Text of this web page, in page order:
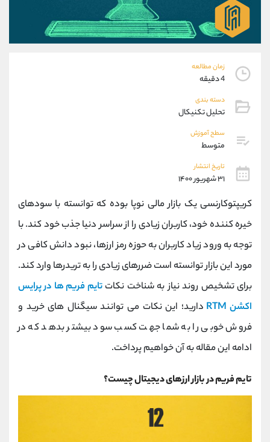
زمان مطالعه
4 دقیقه
دسته بندی
تحلیل تکنیکال
سطح آموزش
متوسط
تاریخ انتشار
۳۱ شهریور ۱۴۰۰
کریپتوکارنسی یک بازار مالی نوپا بوده که توانسته با سودهای
خیره کننده خود، کاربران زیادی را از سراسر دنیا جذب خود کند. با
توجه به ورود زیاد کاربران به حوزه رمز ارزها، نبود دانش کافی در
مورد این بازار توانسته است ضررهای زیادی را به تریدرها وارد کند.
برای تشخیص روند نیاز به شناخت نکاتتایم فریم ها در پرایس
اکشن RTM
دارید؛ این نکات می توانند سیگنال های خرید و
فروش خوبی را به شما جهت کسب سود بیشتر بدهد که در
ادامه این مقاله به آن خواهیم پرداخت.
تایم فریم در بازار ارزهای دیجیتال چیست؟
واتساپ شروع گفتگو
تلگرام @Armteam_admin_33
پشتیبان فروش
موبایل
واتساپ
داخلی
اطلاعات تماس (دفتر فروش)
تلفن 021-22021030
بدون پیش شماره 90001030
اینستاگرام @alireza.mehrabii
کانال تلگرام @alirezamehrabi_com